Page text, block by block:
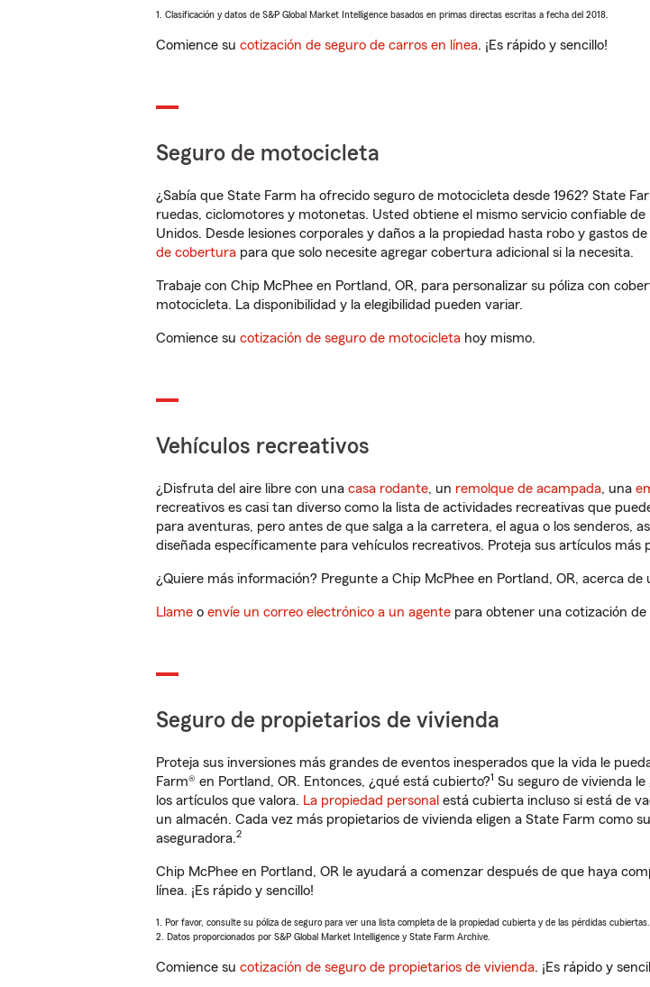
1. Clasificación y datos de S&P Global Market Intelligence basados en primas directas escritas a fecha del 2018.
Comience su cotización de seguro de carros en línea. ¡Es rápido y sencillo!
Seguro de motocicleta
¿Sabía que State Farm ha ofrecido seguro de motocicleta desde 1962? State
ruedas, ciclomotores y motonetas. Usted obtiene el mismo servicio confiable de
Unidos. Desde lesiones corporales y daños a la propiedad hasta robo y gastos
de cobertura para que solo necesite agregar cobertura adicional si la necesita.
Trabaje con Chip McPhee en Portland, OR, para personalizar su póliza con
motocicleta. La disponibilidad y la elegibilidad pueden variar.
Comience su cotización de seguro de motocicleta hoy mismo.
Vehículos recreativos
¿Disfruta del aire libre con una casa rodante, un remolque de acampada, una
recreativos es casi tan diverso como la lista de actividades recreativas que
para aventuras, pero antes de que salga a la carretera, el agua o los senderos,
diseñada específicamente para vehículos recreativos. Proteja sus artículos más
¿Quiere más información? Pregunte a Chip McPhee en Portland, OR, acerca
Llame o envíe un correo electrónico a un agente para obtener una cotización
Seguro de propietarios de vivienda
Proteja sus inversiones más grandes de eventos inesperados que la vida le
Farm® en Portland, OR. Entonces, ¿qué está cubierto?1 Su seguro de vivienda
los artículos que valora. La propiedad personal está cubierta incluso si está de
un almacén. Cada vez más propietarios de vivienda eligen a State Farm como
aseguradora.2
Chip McPhee en Portland, OR le ayudará a comenzar después de que haya
línea. ¡Es rápido y sencillo!
1. Por favor, consulte su póliza de seguro para ver una lista completa de la propiedad cubierta y de las pérdidas cubiertas.
2. Datos proporcionados por S&P Global Market Intelligence y State Farm Archive.
Comience su cotización de seguro de propietarios de vivienda. ¡Es rápido y